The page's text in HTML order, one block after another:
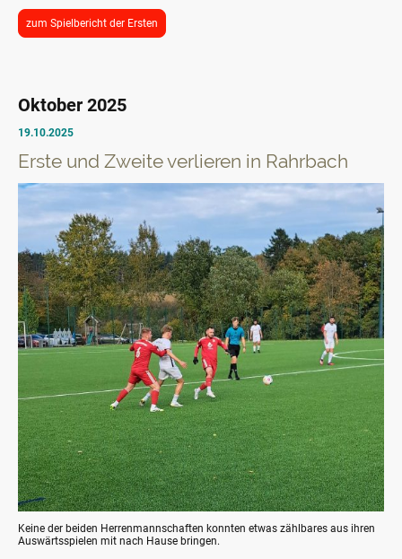
zum Spielbericht der Ersten
Oktober 2025
19.10.2025
Erste und Zweite verlieren in Rahrbach
Keine der beiden Herrenmannschaften konnten etwas zählbares aus ihren
Auswärtsspielen mit nach Hause bringen.